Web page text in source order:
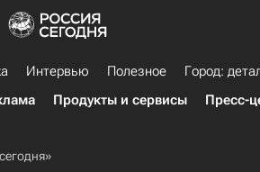
Интервью Полезное
Город:
Продукты и сервисы Пресс-